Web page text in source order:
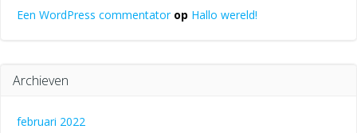
Een WordPress commentatorop Hallo wereld!
Archieven
februari 2022